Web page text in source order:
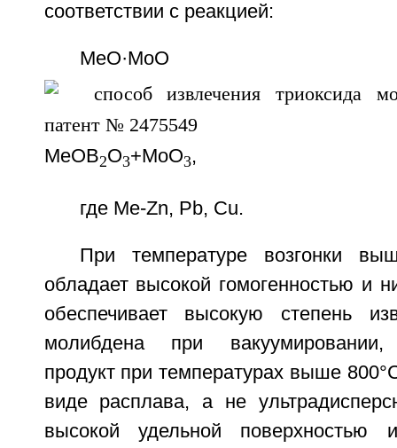
соответствии с реакцией:
МеО·МоО
MeOB2O3+МоО3,
где Me-Zn, Pb, Cu.
При температуре возгонки
обладает высокой гомогенностью и
обеспечивает высокую степень
молибдена при вакуумировании,
продукт при температурах выше
виде расплава, а не
высокой удельной поверхностью